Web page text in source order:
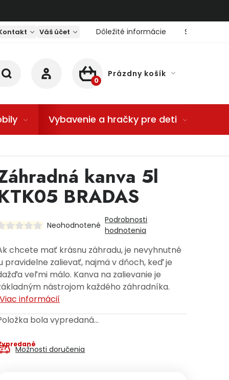
Váš účet Dôležité informácie Servis
NÁKUPNÝ KOŠÍK
Prázdny košík
Vybavenie a hračky pre deti
kanva 5l
BRADAS
Neohodnotené
Podrobnosti
hodnotenia
chcete mať krásnu záhradu, je nevyhnutné
pravidelne zalievať, najmä v dňoch, keď je
veľmi málo. Kanva na zalievanie je
nástrojom každého záhradníka.
Viac informácií
bola vypredaná…
Možnosti doručenia